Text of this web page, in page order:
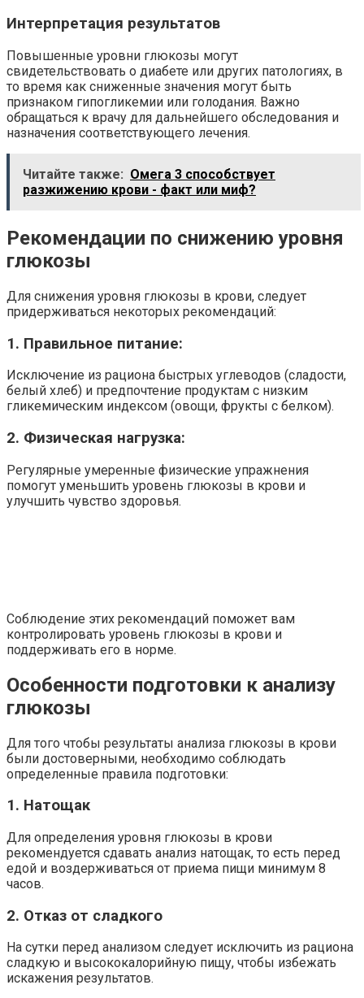
Интерпретация результатов
Повышенные уровни глюкозы могут
свидетельствовать о диабете или других патологиях, в
то время как сниженные значения могут быть
признаком гипогликемии или голодания. Важно
обращаться к врачу для дальнейшего обследования и
назначения соответствующего лечения.
Читайте также: Омега 3 способствует
разжижению крови - факт или миф?
Рекомендации по снижению уровня
глюкозы
Для снижения уровня глюкозы в крови, следует
придерживаться некоторых рекомендаций:
1. Правильное питание:
Исключение из рациона быстрых углеводов (сладости,
белый хлеб) и предпочтение продуктам с низким
гликемическим индексом (овощи, фрукты с белком).
2. Физическая нагрузка:
Регулярные умеренные физические упражнения
помогут уменьшить уровень глюкозы в крови и
улучшить чувство здоровья.
Соблюдение этих рекомендаций поможет вам
контролировать уровень глюкозы в крови и
поддерживать его в норме.
Особенности подготовки к анализу
глюкозы
Для того чтобы результаты анализа глюкозы в крови
были достоверными, необходимо соблюдать
определенные правила подготовки:
1. Натощак
Для определения уровня глюкозы в крови
рекомендуется сдавать анализ натощак, то есть перед
едой и воздерживаться от приема пищи минимум 8
часов.
2. Отказ от сладкого
На сутки перед анализом следует исключить из рациона
сладкую и высококалорийную пищу, чтобы избежать
искажения результатов.